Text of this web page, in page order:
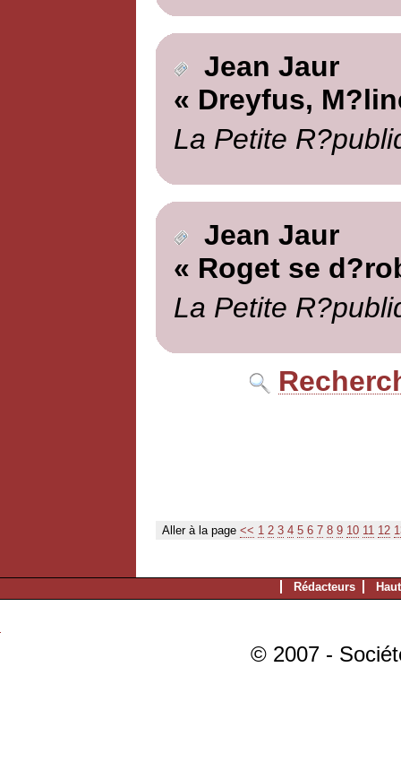
Jean Jaur
« Dreyfus,
La Petite
Jean Jaur
« Roget se
La Petite
Aller à la page << 1 2 3 4 5 6 7 8 9 10 11 12
Rédacteurs
© 2007 -